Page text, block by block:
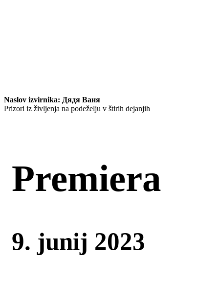
Naslov izvirnika: Дядя Ваня
Prizori iz življenja na podeželju v štirih dejanjih
Premiera
9. junij 2023